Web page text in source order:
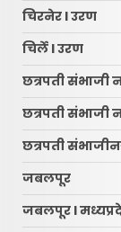
चिरनेर l उरण
चिर्ले l उरण
छत्रपती संभाजी
छत्रपती संभाजी
छत्रपती
जबलपूर
जबलपूर l